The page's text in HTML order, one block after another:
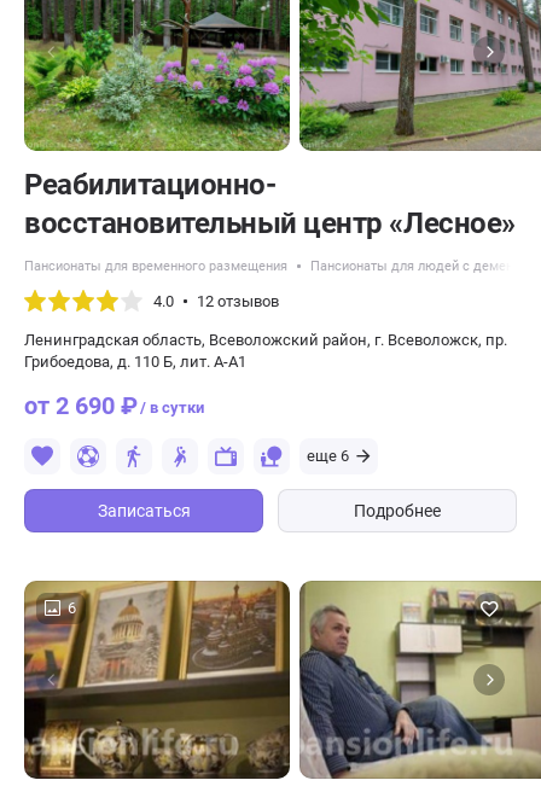
Реабилитационно-
восстановительный центр «Лесное»
Пансионаты для временного размещения Пансионаты для людей с
4.0 12 отзывов
Ленинградская область, Всеволожский район, г. Всеволожск, пр.
Грибоедова, д. 110 Б, лит. А-А1
от 2 690 ₽/ в сутки
еще 6
Записаться Подробнее
6